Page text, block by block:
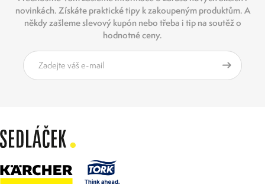
novinkách. Získáte praktické tipy k zakoupeným produktům. A
někdy zašleme slevový kupón nebo třeba i tip na soutěž o
hodnotné ceny.